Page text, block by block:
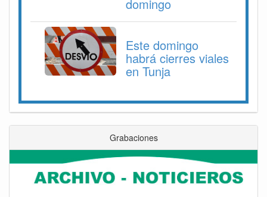
domingo
Este domingo
habrá cierres viales
en Tunja
Grabaciones